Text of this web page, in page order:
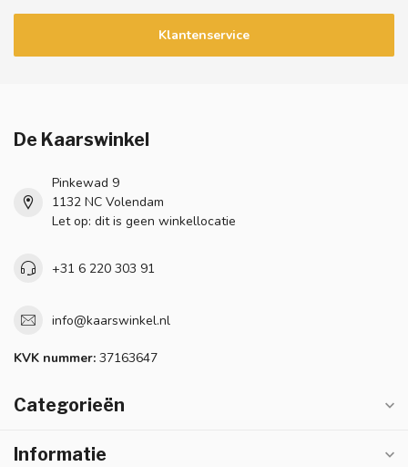
Klantenservice
De Kaarswinkel
Pinkewad 9
1132 NC Volendam
Let op: dit is geen winkellocatie
+31 6 220 303 91
info@kaarswinkel.nl
KVK nummer: 37163647
Categorieën
Informatie